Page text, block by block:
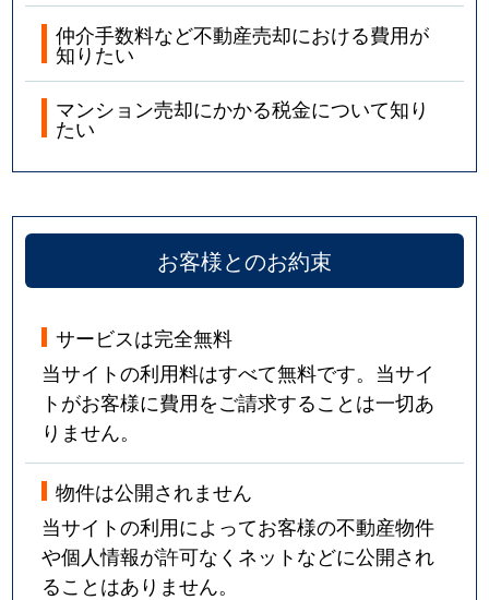
仲介手数料など不動産売却における費用が
知りたい
マンション売却にかかる税金について知り
たい
お客様とのお約束
サービスは完全無料
当サイトの利用料はすべて無料です。当サイ
トがお客様に費用をご請求することは一切あ
りません。
物件は公開されません
当サイトの利用によってお客様の不動産物件
や個人情報が許可なくネットなどに公開され
ることはありません。